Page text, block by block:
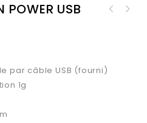
POWER USB
par câble USB (fourni)
1g